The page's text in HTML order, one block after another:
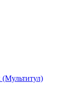
(Мультитул)